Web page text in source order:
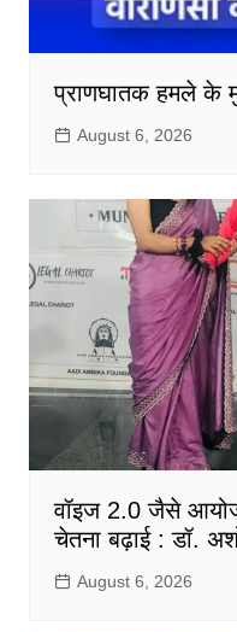
प्राणघातक हमले के
August 6, 2026
वॉइज 2.0 जैसे
चेतना बढ़ाई : डॉ.
August 6, 2026